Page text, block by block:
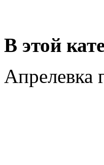
В этой
Апрелевка